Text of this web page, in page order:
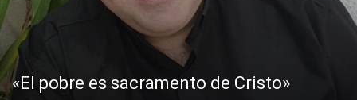
«El pobre es sacramento de Cristo»